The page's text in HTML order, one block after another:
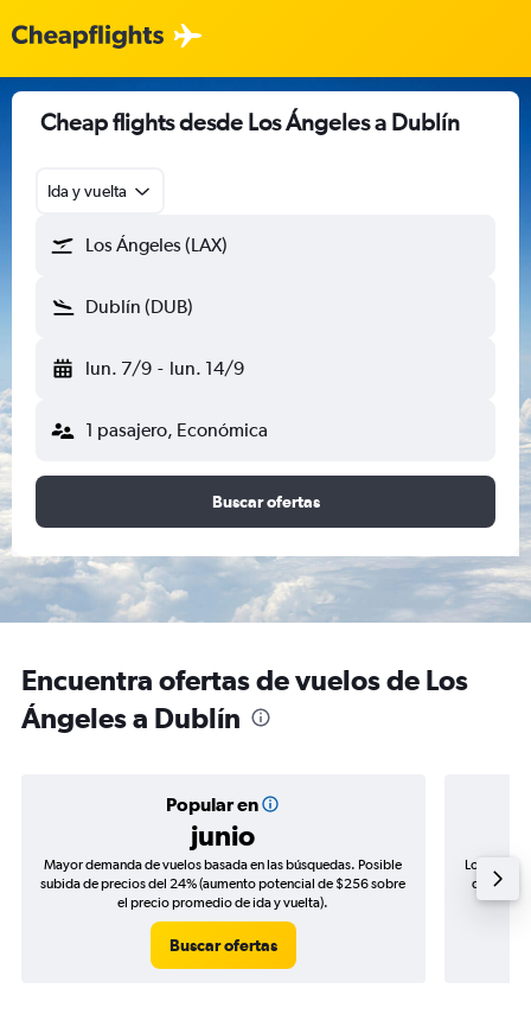
Cheap flights desde Los Ángeles a Dublín
Ida y vuelta
Los Ángeles (LAX)
Dublín (DUB)
lun. 7/9 - lun. 14/9
1 pasajero, Económica
Buscar ofertas
Encuentra ofertas de vuelos de Los
Ángeles a Dublín
Popular en
junio
Mayor demanda de vuelos basada en las búsquedas. Posible
subida de precios del 24% (aumento potencial de $256 sobre
el precio promedio de ida y vuelta).
Buscar ofertas
Los
de